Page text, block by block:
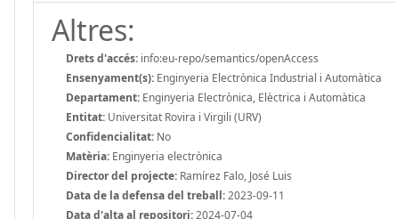
Altres:
Drets d'accés: info:eu-repo/semantics/openAccess
Ensenyament(s): Enginyeria Electrònica Industrial i Automàtica
Departament: Enginyeria Electrònica, Elèctrica i Automàtica
Entitat: Universitat Rovira i Virgili (URV)
Confidencialitat: No
Matèria: Enginyeria electrònica
Director del projecte: Ramírez Falo, José Luis
Data de la defensa del treball:2023-09-11
Data d'alta al repositori:2024-07-04